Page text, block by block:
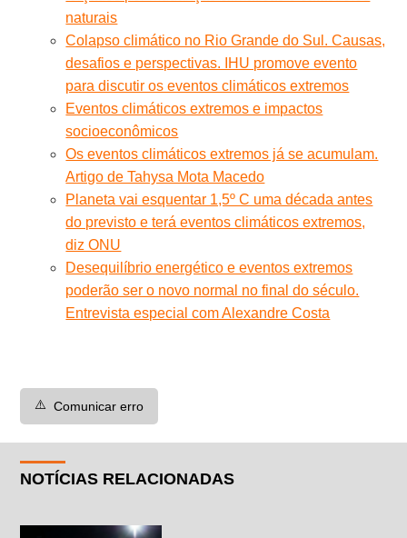
naturais
Colapso climático no Rio Grande do Sul. Causas,
desafios e perspectivas. IHU promove evento
para discutir os eventos climáticos extremos
Eventos climáticos extremos e impactos
socioeconômicos
Os eventos climáticos extremos já se acumulam.
Artigo de Tahysa Mota Macedo
Planeta vai esquentar 1,5º C uma década antes
do previsto e terá eventos climáticos extremos,
diz ONU
Desequilíbrio energético e eventos extremos
poderão ser o novo normal no final do século.
Entrevista especial com Alexandre Costa
⚠️ Comunicar erro
NOTÍCIAS RELACIONADAS